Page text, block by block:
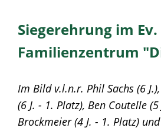
Siegerehrung im Ev.
Familienzentrum
Im Bild v.l.n.r. Phil Sachs (6
(6 J. - 1. Platz), Ben Coutelle (5
Brockmeier (4 J. - 1. Platz)